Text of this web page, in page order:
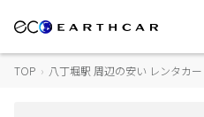
TOP › 八丁堀駅 周辺の安い レンタカ